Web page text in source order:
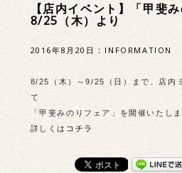
【店内イベント】「甲斐
8/25（木）より
2016年8月20日:INFORMATION
8/25（木）～9/25（日）まで、店内
て
「甲斐みのりフェア」を開催いたし
詳しくは コチラ